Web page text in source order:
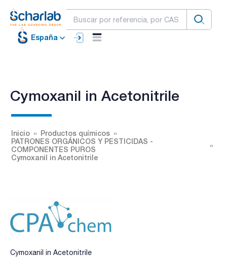
España
Cymoxanil in Acetonitrile
Inicio
Productos químicos
PATRONES ORGÁNICOS Y PESTICIDAS -
COMPONENTES PUROS
Cymoxanil in Acetonitrile
Cymoxanil in Acetonitrile